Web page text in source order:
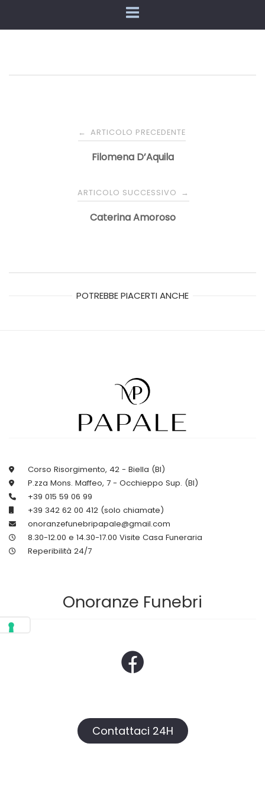
Navigazione
← ARTICOLO PRECEDENTE
Filomena D’Aquila
ARTICOLO SUCCESSIVO →
Caterina Amoroso
POTREBBE PIACERTI ANCHE
Corso Risorgimento, 42 - Biella (BI)
P.zza Mons. Maffeo, 7 - Occhieppo Sup. (BI)
+39 015 59 06 99
+39 342 62 00 412 (solo chiamate)
onoranzefunebripapale@gmail.com
8.30-12.00 e 14.30-17.00 Visite Casa Funeraria
Reperibilità 24/7
Onoranze Funebri
Contattaci 24H